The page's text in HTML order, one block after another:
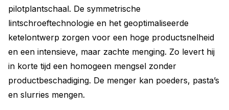
pilotplantschaal. De symmetrische
lintschroeftechnologie en het geoptimaliseerde
ketelontwerp zorgen voor een hoge productsnelheid
en een intensieve, maar zachte menging. Zo levert hij
in korte tijd een homogeen mengsel zonder
productbeschadiging. De menger kan poeders, pasta’s
en slurries mengen.